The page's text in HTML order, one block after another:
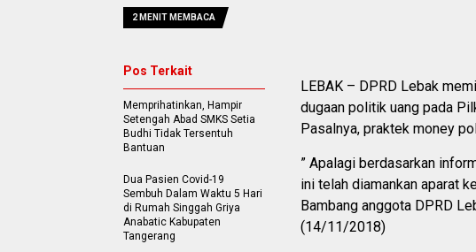
2 MENIT MEMBACA
LEBAK – DPRD Lebak
dugaan politik uang pada
Pasalnya, praktek money
” Apalagi berdasarkan
ini telah diamankan aparat
Bambang anggota DPRD
(14/11/2018)
Pos Terkait
Memprihatinkan, Hampir
Setengah Abad SMKS Setia
Budhi Tidak Tersentuh
Bantuan
Dua Pasien Covid-19
Sembuh Dalam Waktu 5 Hari
di Rumah Singgah Griya
Anabatic Kabupaten
Tangerang